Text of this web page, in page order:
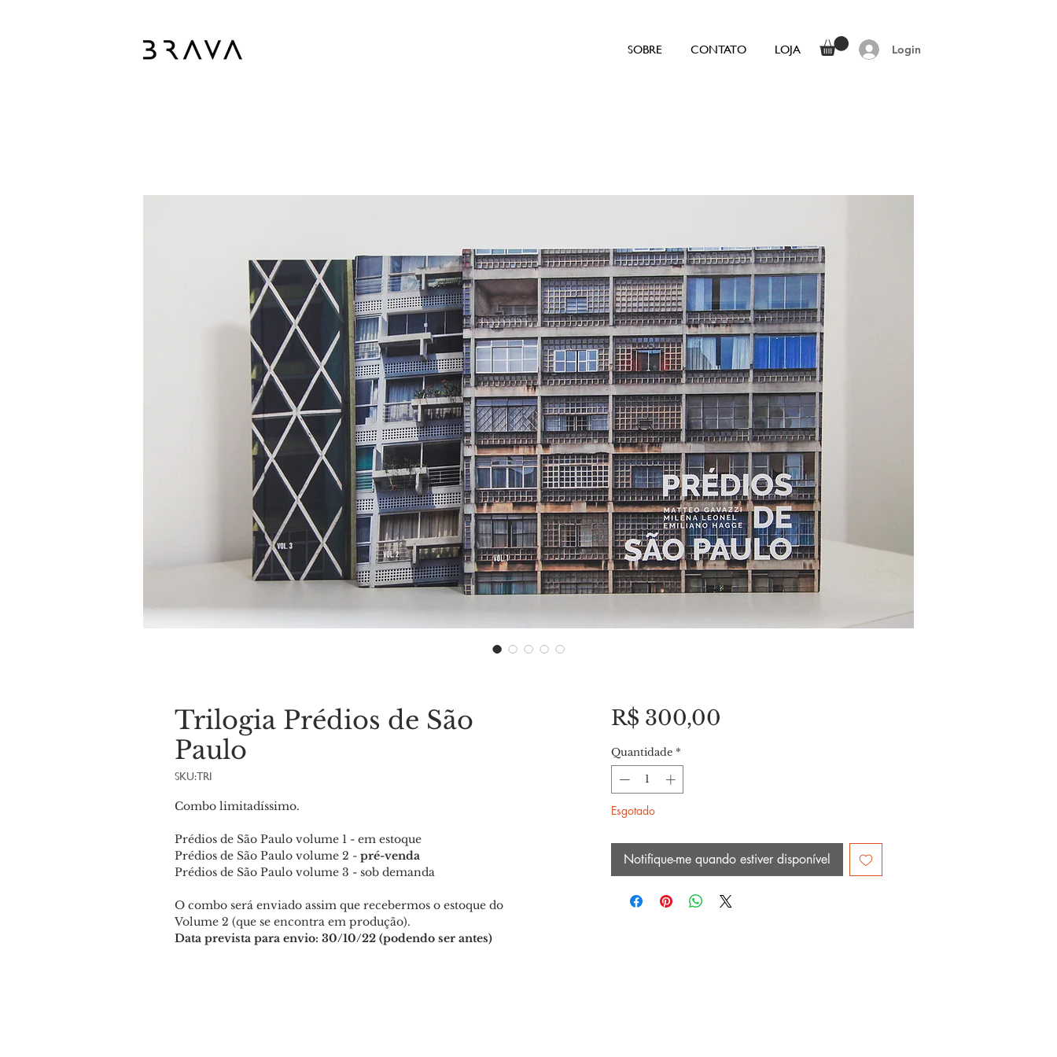
Trilogia Prédios de São
Paulo
SKU: TRI
Combo limitadíssimo.
Prédios de São Paulo volume 1 - em estoque
Prédios de São Paulo volume 2 - pré-venda
Prédios de São Paulo volume 3 - sob demanda
O combo será enviado assim que recebermos o estoque do
Volume 2 (que se encontra em produção).
Data prevista para envio: 30/10/22 (podendo ser antes)
R$ 300,00
Quantidade *
Esgotado
Notifique-me quando estiver disponível
Login
SOBRE CONTATO LOJA